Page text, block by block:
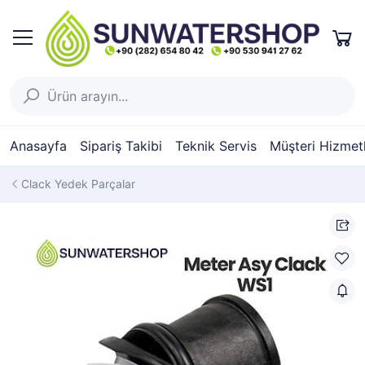
Anasayfa Sipariş Takibi Teknik Servis Müşteri
Clack Yedek Parçalar